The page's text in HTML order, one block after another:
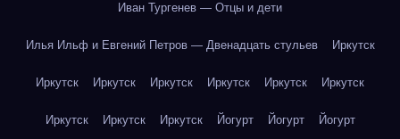
Иван Тургенев — Отцы и дети
Илья Ильф и Евгений Петров — Двенадцать стульев Иркутск
Иркутск Иркутск Иркутск Иркутск Иркутск Иркутск
Иркутск Иркутск Иркутск Йогурт Йогурт Йогурт